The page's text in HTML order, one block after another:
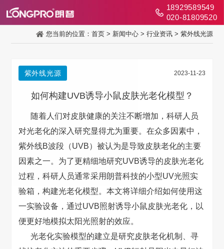
18929589549
020-81809520
您当前的位置： 首页> 新闻中心> 行业资讯> 紫外线光源
紫外线光源 2023-11-23
如何构建UVB诱导小鼠皮肤光老化模型？
随着人们对皮肤健康的关注不断增加，科研人员
对光老化的深入研究显得尤为重要。在众多因素中，
紫外线B波段（UVB）被认为是导致皮肤老化的主要
因素之一。为了更精细地研究UVB诱导的皮肤光老化
过程，科研人员通常采用朗普科技的小型UV光照实
验箱，构建光老化模型。本文将详细介绍如何使用这
一实验设备，通过UVB照射诱导小鼠皮肤光老化，以
便更好地模拟太阳光照射的效应。
光老化实验模型的建立是研究皮肤老化机制、寻